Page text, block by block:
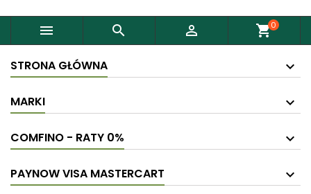
   shopping_cart0
STRONA GŁÓWNA
MARKI
COMFINO - RATY 0%
PAYNOW VISA MASTERCART